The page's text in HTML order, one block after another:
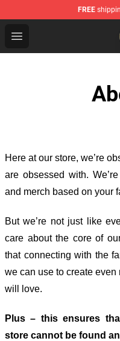
FREE
Open menu
Fire Force Store -
Here at our store, we’re
are obsessed with.
and merch based on your
But we’re not just like
care about the core of
that connecting with the
we can use to create
will love.
Plus – this ensures
store cannot be found